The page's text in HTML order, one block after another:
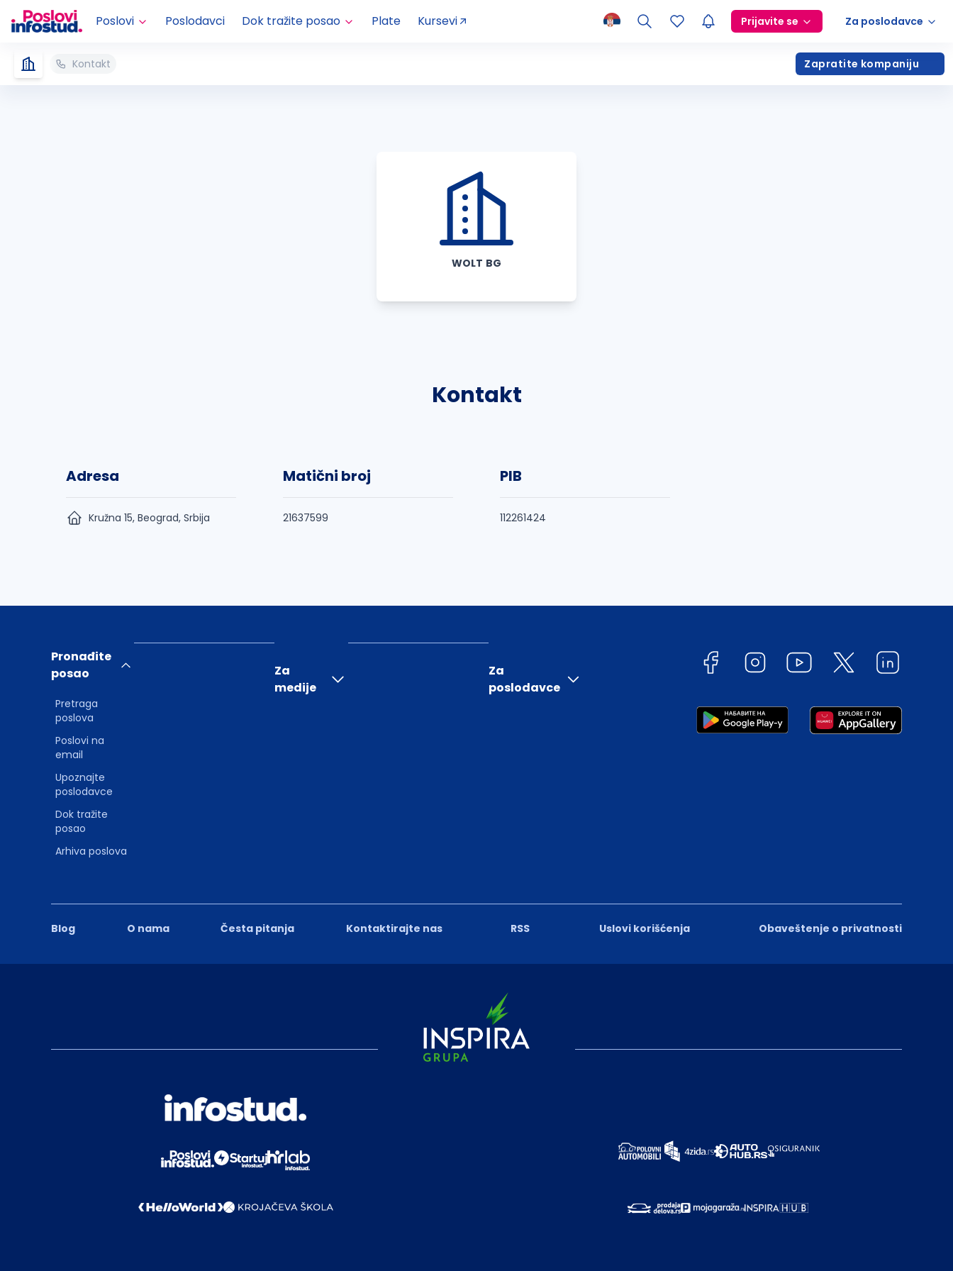
Poslovi Poslodavci Dok tražite posao Plate Kursevi Prijavite se Za poslodavce
Kontakt Zapratite kompaniju
WOLT BG
Kontakt
Adresa
Kružna 15, Beograd, Srbija
Matični broj
21637599
PIB
112261424
Blog O nama Česta pitanja Kontaktirajte nas RSS Uslovi korišćenja Obaveštenje o privatnosti
Pronađite
posao
Pretraga
poslova
Poslovi na
email
Upoznajte
poslodavce
Dok tražite
posao
Arhiva poslova
Za
medije
Za
poslodavce